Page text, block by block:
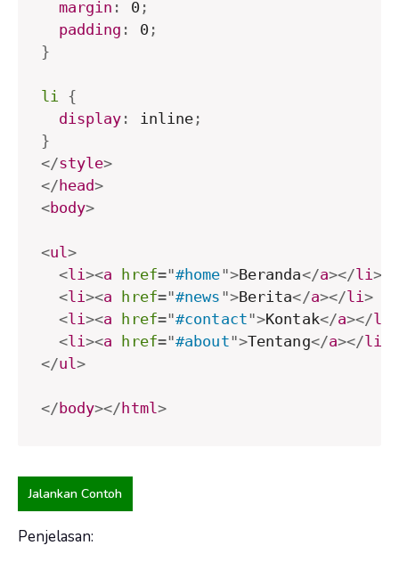
margin : 0;
padding : 0;
}
li
{
display : inline ;
}
</style>
</head>
<body>
<ul >
<li><a href="#home">Beranda</a></li>
<li><a href="#news ">Berita</a></li>
<li><a href="#contact">Kontak</a></li
<li><a href="#about">Tentang</a></li
</ul >
</body></html >
Jalankan Contoh
Penjelasan: